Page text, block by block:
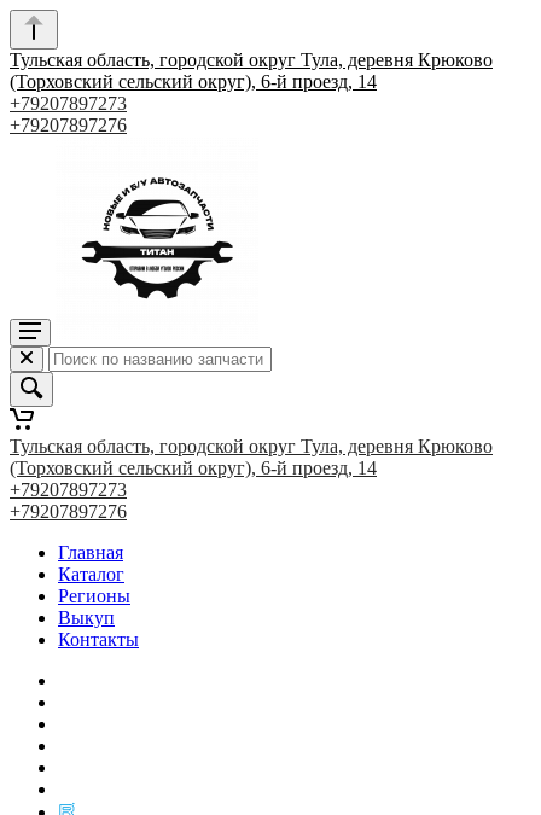
Тульская область, городской округ Тула, деревня Крюково
(Торховский сельский округ), 6-й проезд, 14
+79207897273
+79207897276
Тульская область, городской округ Тула, деревня Крюково
(Торховский сельский округ), 6-й проезд, 14
+79207897273
+79207897276
Главная
Каталог
Регионы
Выкуп
Контакты